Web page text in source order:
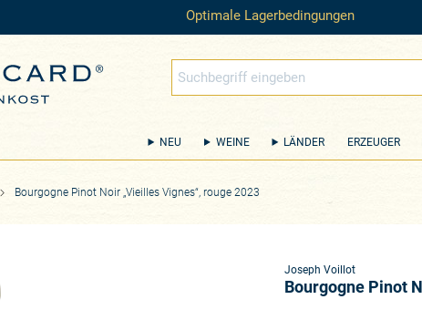
Optimale Lagerbedingungen
NEU WEINE LÄNDER ERZEUGER
Bourgogne Pinot Noir „Vieilles Vignes“, rouge 2023
Joseph Voillot
Bourgogne Pinot